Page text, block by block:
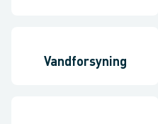
Vandforsyning